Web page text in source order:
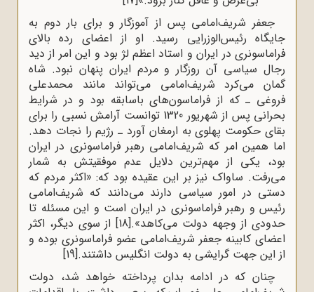
جعفر شریف‌امامی پس از آموزگار و برای بار دوم به
جایگاه رئیس‌‌الوزرایی رسید. او از اعضای رده بالای
فراماسونری در ایران و استاد اعظم لژ بود و این امر از دید
رجال سیاسی آن روزگار و مردم ایران پنهان نبود. شاه
گمان می‌کرد شریف‌امامی می‌تواند مانند محمدعلی
فروغی ـ که از فراماسون‌های باسابقه بود و در شرایط
بحرانی پس از شهریور 1320 توانست آرامش نسبی را برای
بقای حکومت پهلوی به ارمغان آورد ـ رژیم را نجات دهد.
اما همین امر که شریف‌امامی رهبر فراماسونری در ایران
بود، یکی از مهم‌ترین دلایل عدم موفقیتش به شمار
می‌رفت. ساواک نیز بر این عقیده بود که: «اکثر مردم که
دستى در امور سیاسى دارند مى‌دانند که شریف‌امامى
رئیس و رهبر فراماسونرى در ایران است و این مسئله تا
حدودى از وجهه دولت مى‌کاهد».[18]
از سوی دیگر، اکثر
اعضای کابینه جعفر شریف‌امامی عضو فراماسونری بوده و
از این جهت گرایشی به دولت انگلیس داشتند.[19]
چنان ‌که در ادامه بدان پرداخته خواهد شد، دولت